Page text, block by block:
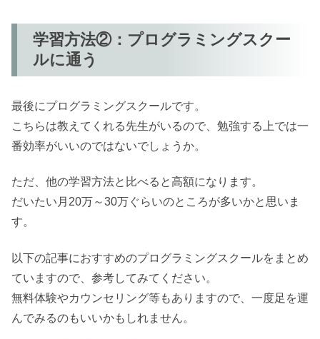
学習方法②：プログラミングスクー
ルに通う
最後にプログラミングスクールです。
こちらは教えてくれる先生がいるので、勉強する上では一
番効率がいいのではないでしょうか。
ただ、他の学習方法と比べると高額になります。
だいたい月20万～30万ぐらいのところが多いかと思いま
す。
以下の記事におすすめのプログラミングスクールをまとめ
ていますので、参考してみてください。
無料体験やカウンセリング等もありますので、一度足を運
んでみるのもいいかもしれません。